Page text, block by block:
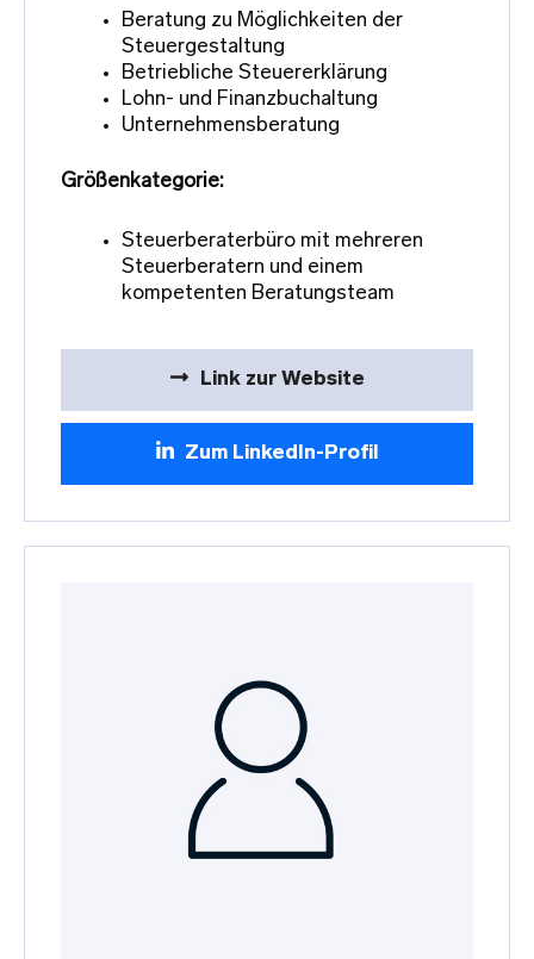
Beratung zu Möglichkeiten der
Steuergestaltung
Betriebliche Steuererklärung
Lohn- und Finanzbuchaltung
Unternehmensberatung
Größenkategorie:
Steuerberaterbüro mit mehreren
Steuerberatern und einem
kompetenten Beratungsteam
Link zur Website
Zum LinkedIn-Profil